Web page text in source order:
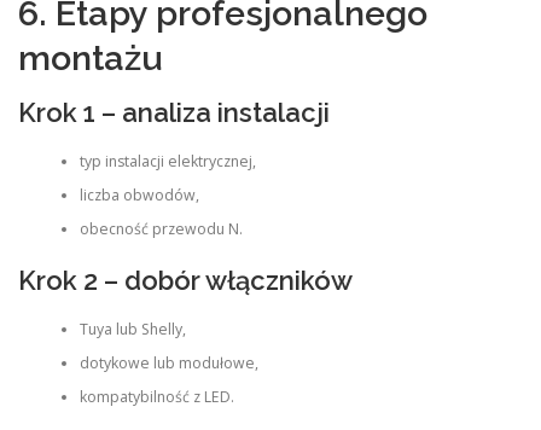
6. Etapy profesjonalnego
montażu
Krok 1 – analiza instalacji
typ instalacji elektrycznej,
liczba obwodów,
obecność przewodu N.
Krok 2 – dobór włączników
Tuya lub Shelly,
dotykowe lub modułowe,
kompatybilność z LED.